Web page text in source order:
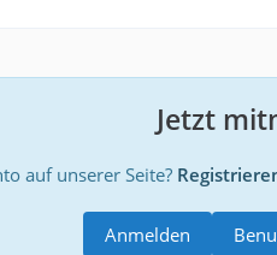
Jetzt
auf unserer Seite?
Anmelden